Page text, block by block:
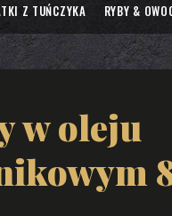
Z TUŃCZYKA RYBY &
w oleju